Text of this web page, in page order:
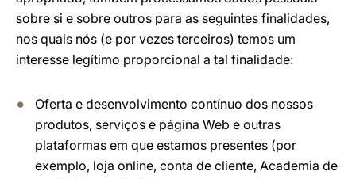
sobre si e sobre outros para as seguintes finalidades,
nos quais nós (e por vezes terceiros) temos um
interesse legítimo proporcional a tal finalidade:
Oferta e desenvolvimento contínuo dos nossos
produtos, serviços e página Web e outras
plataformas em que estamos presentes (por
exemplo, loja online, conta de cliente, Academia de